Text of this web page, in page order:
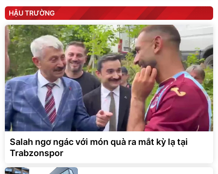
HẬU TRƯỜNG
Salah ngơ ngác với món quà ra mắt kỳ lạ tại
Trabzonspor